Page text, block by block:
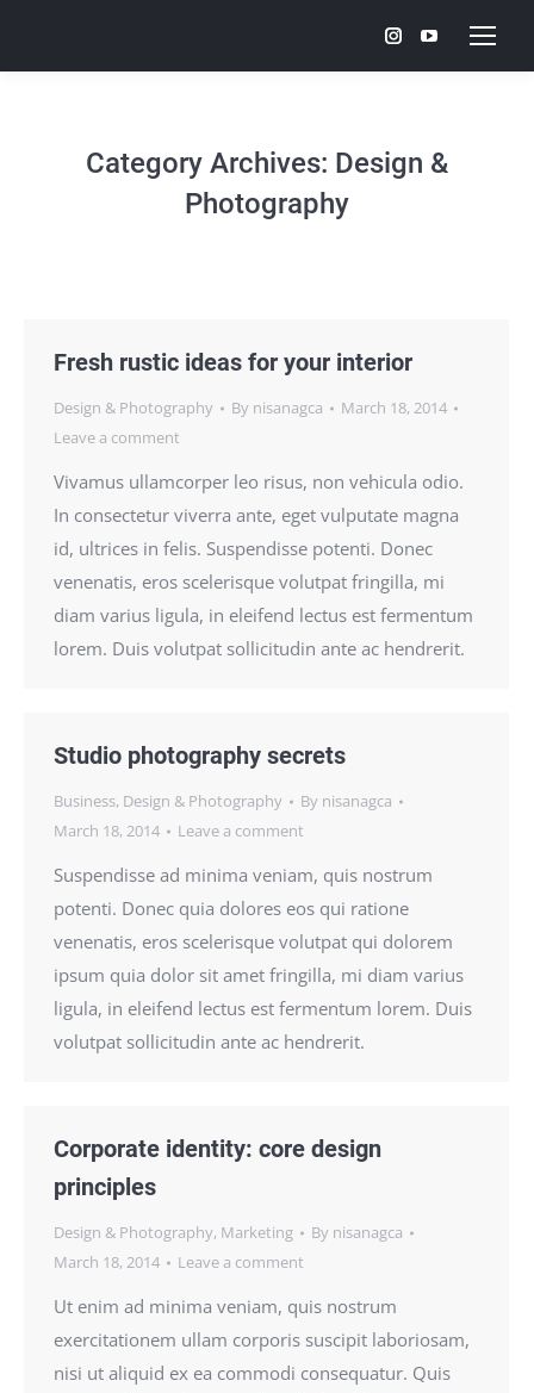
Instagram
new
YouTube
new
Category Archives: Design &
Photography
Fresh rustic ideas for your interior
Design & Photography By nisanagca
March 18, 2014
Leave a comment
Vivamus ullamcorper leo risus, non vehicula odio.
In consectetur viverra ante, eget vulputate magna
id, ultrices in felis. Suspendisse potenti. Donec
venenatis, eros scelerisque volutpat fringilla, mi
diam varius ligula, in eleifend lectus est fermentum
lorem. Duis volutpat sollicitudin ante ac hendrerit.
Studio photography secrets
Business, Design & Photography By nisanagca
March 18, 2014
Leave a comment
Suspendisse ad minima veniam, quis nostrum
potenti. Donec quia dolores eos qui ratione
venenatis, eros scelerisque volutpat qui dolorem
ipsum quia dolor sit amet fringilla, mi diam varius
ligula, in eleifend lectus est fermentum lorem. Duis
volutpat sollicitudin ante ac hendrerit.
Corporate identity: core design
principles
Design & Photography, Marketing By nisanagca
March 18, 2014
Leave a comment
Ut enim ad minima veniam, quis nostrum
exercitationem ullam corporis suscipit laboriosam,
nisi ut aliquid ex ea commodi consequatur. Quis